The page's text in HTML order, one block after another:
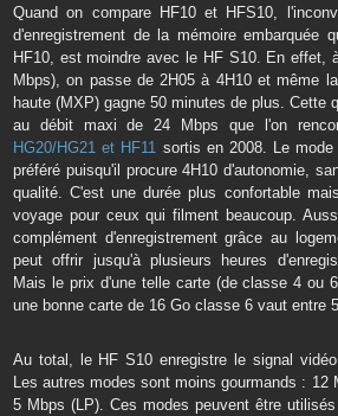
Quand on compare HF10 et HFS10,
d'enregistrement de la mémoire embarquée
HF10, est moindre avec le HF S10. En effet,
Mbps), on passe de 2H05 à 4H10 et même
haute (MXP) gagne 50 minutes de plus. Cette
au débit maxi de 24 Mbps que l'on
HG20/HG21 et HF11 sortis en 2008. Le
préféré puisqu'il procure 4H10 d'autonomie,
qualité. C'est une durée plus confortable
voyage pour ceux qui filment beaucoup.
complément d'enregistrement grâce au
peut offrir jusqu'à plusieurs heures
Mais le prix d'une telle carte (de classe 4 ou
une bonne carte de 16 Go classe 6 vaut entre
Au total, le HF S10 enregistre le signal
Les autres modes sont moins gourmands : 12
5 Mbps (LP). Ces modes peuvent être